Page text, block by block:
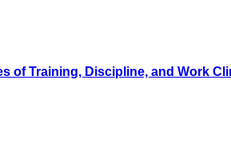
of Training, Discipline, and Work